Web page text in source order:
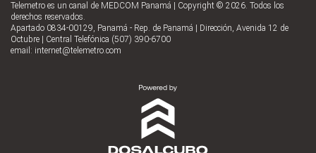
Telemetro es un canal de MEDCOM Panamá | Copyright © 2026. Todos los
derechos reservados.
Apartado 0834-00129, Panamá - Rep. de Panamá | Dirección, Avenida 12 de
Octubre | Central Telefónica (507) 390-6700
email: internet@telemetro.com